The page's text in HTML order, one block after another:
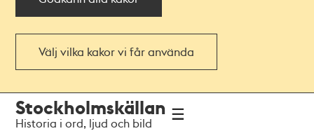
Välj vilka kakor vi får använda
navigationen
huvudinnehållet
Stockholmskällan
Historia i ord, ljud och bild